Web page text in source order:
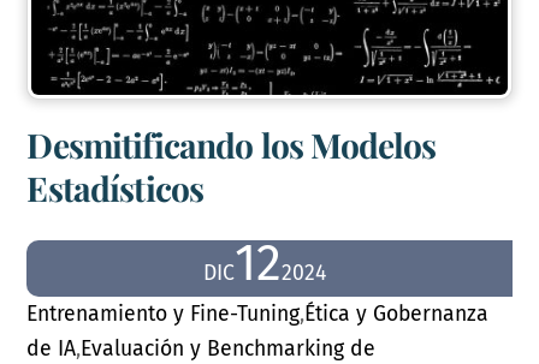
Desmitificando los Modelos
Estadísticos
DIC122024
Entrenamiento y Fine-Tuning,Ética y Gobernanza
de IA,Evaluación y Benchmarking de